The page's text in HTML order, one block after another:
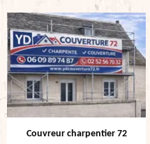
Couvreur charpentier 72